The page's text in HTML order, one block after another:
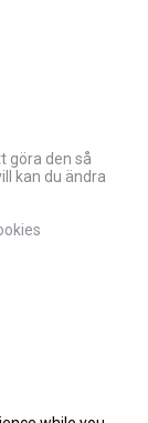
göra den så
kan du ändra